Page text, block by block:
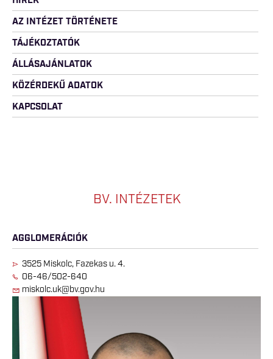
AZ INTÉZET TÖRTÉNETE
TÁJÉKOZTATÓK
ÁLLÁSAJÁNLATOK
KÖZÉRDEKŰ ADATOK
KAPCSOLAT
BV. INTÉZETEK
AGGLOMERÁCIÓK
3525 Miskolc, Fazekas u. 4.
06-46/502-640
miskolc.uk@bv.gov.hu